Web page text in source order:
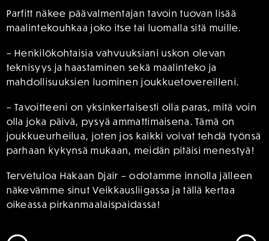
Parfitt näkee päävalmentajan tavoin tuovan lisää
maalintekouhkaa joko itse tai luomalla sitä muille.
– Henkilökohtaisia ​​vahvuuksiani uskon olevan
teknisyys ja haastaminen sekä maalinteko ja
mahdollisuuksien luominen joukkuetovereilleni.
– Tavoitteeni on yksinkertaisesti olla paras, mitä voin
olla joka päivä, pysyä ammattimaisena. Tämä on
joukkueurheilua, joten jos kaikki voivat tehdä työnsä
parhaan kykynsä mukaan, meidän pitäisi menestyä!
Tervetuloa Hakaan Djair – odotamme innolla jälleen
näkevämme sinut Veikkausliigassa ja tällä kertaa
oikeassa pirkanmaalaispaidassa!